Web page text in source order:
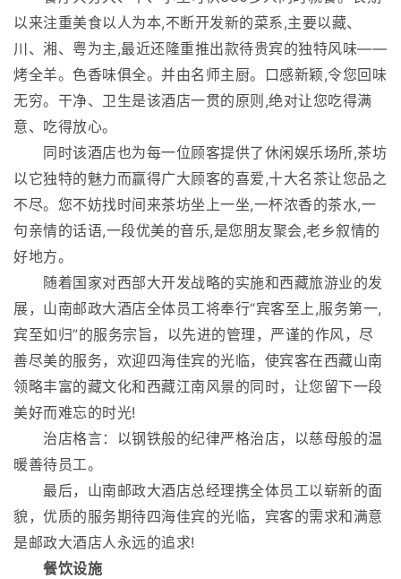
以来注重美食以人为本,不断开发新的菜系,主要以藏、
川、湘、粤为主,最近还隆重推出款待贵宾的独特风味——
烤全羊。色香味俱全。并由名师主厨。口感新颖,令您回味
无穷。干净、卫生是该酒店一贯的原则,绝对让您吃得满
意、吃得放心。
同时该酒店也为每一位顾客提供了休闲娱乐场所,茶坊
以它独特的魅力而赢得广大顾客的喜爱,十大名茶让您品之
不尽。您不妨找时间来茶坊坐上一坐,一杯浓香的茶水,一
句亲情的话语,一段优美的音乐,是您朋友聚会,老乡叙情的
好地方。
随着国家对西部大开发战略的实施和西藏旅游业的发
展，山南邮政大酒店全体员工将奉行“宾客至上,服务第一,
宾至如归”的服务宗旨，以先进的管理，严谨的作风，尽
善尽美的服务，欢迎四海佳宾的光临，使宾客在西藏山南
领略丰富的藏文化和西藏江南风景的同时，让您留下一段
美好而难忘的时光!
治店格言：以钢铁般的纪律严格治店，以慈母般的温
暖善待员工。
最后，山南邮政大酒店总经理携全体员工以崭新的面
貌，优质的服务期待四海佳宾的光临，宾客的需求和满意
是邮政大酒店人永远的追求!
餐饮设施